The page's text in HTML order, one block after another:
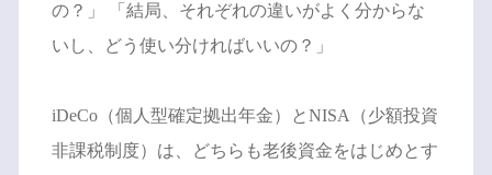
の？」 「結局、それぞれの違いがよく分からな
いし、どう使い分ければいいの？」
iDeCo（個人型確定拠出年金）とNISA（少額投資
非課税制度）は、どちらも老後資金をはじめとす